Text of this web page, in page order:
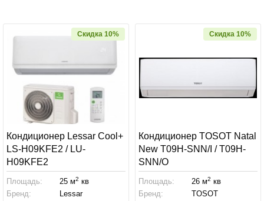
Скидка 10%
Кондиционер Lessar Cool+
LS-H09KFE2 / LU-
H09KFE2
Площадь: 25 м2 кв
Бренд:
Lessar
Скидка 10%
Кондиционер TOSOT Natal
New T09H-SNN/I / T09H-
SNN/O
Площадь: 26 м2 кв
Бренд:
TOSOT